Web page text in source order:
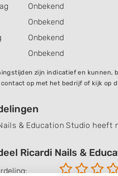
Onbekend
Onbekend
Onbekend
Onbekend
zijn indicatief en kunnen,
op met het bedrijf of kijk op
& Education Studio heeft
Ricardi Nails &